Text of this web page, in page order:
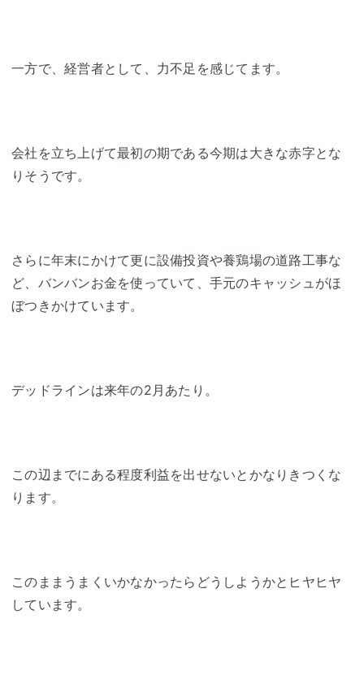
一方で、経営者として、力不足を感じてます。
会社を立ち上げて最初の期である今期は大きな赤字とな
りそうです。
さらに年末にかけて更に設備投資や養鶏場の道路工事な
ど、バンバンお金を使っていて、手元のキャッシュがほ
ぼつきかけています。
デッドラインは来年の2月あたり。
この辺までにある程度利益を出せないとかなりきつくな
ります。
このままうまくいかなかったらどうしようかとヒヤヒヤ
しています。